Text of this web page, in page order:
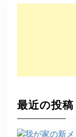
最近の投稿